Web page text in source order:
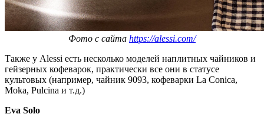
Фото с сайта https://alessi.com/
Также у Alessi есть несколько моделей наплитных чайников и
гейзерных кофеварок, практически все они в статусе
культовых (например, чайник 9093, кофеварки La Conica,
Moka, Pulcina и т.д.)
Eva Solo